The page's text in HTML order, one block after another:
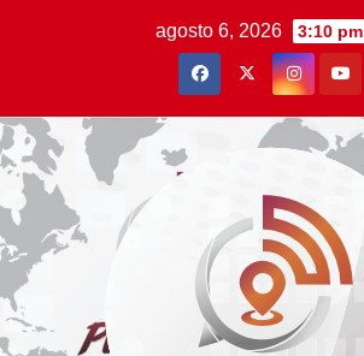
agosto 6, 2026 3:10 pm